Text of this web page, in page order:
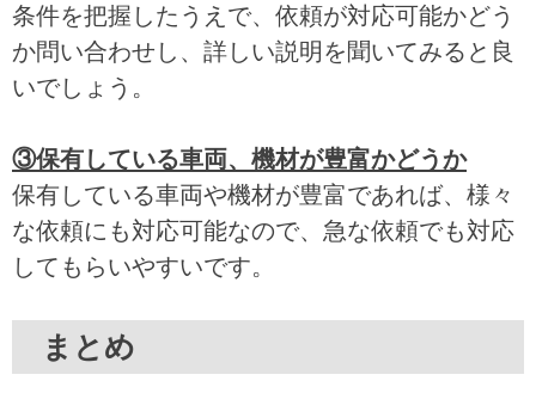
条件を把握したうえで、依頼が対応可能かどう
か問い合わせし、詳しい説明を聞いてみると良
いでしょう。
③保有している車両、機材が豊富かどうか
保有している車両や機材が豊富であれば、様々
な依頼にも対応可能なので、急な依頼でも対応
してもらいやすいです。
まとめ